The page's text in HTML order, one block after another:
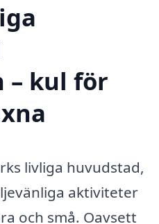
– kul för
livliga huvudstad,
aktiviteter
och små. Oavsett